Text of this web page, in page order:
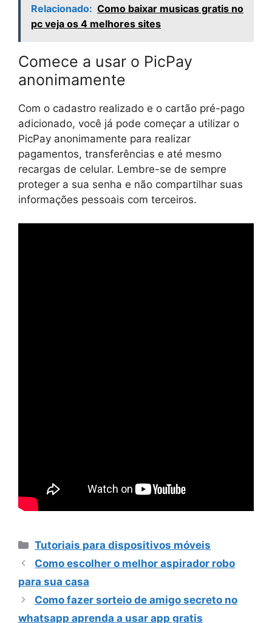
Relacionado: Como baixar musicas gratis no
pc veja os 4 melhores sites
Comece a usar o PicPay
anonimamente
Com o cadastro realizado e o cartão pré-pago
adicionado, você já pode começar a utilizar o
PicPay anonimamente para realizar
pagamentos, transferências e até mesmo
recargas de celular. Lembre-se de sempre
proteger a sua senha e não compartilhar suas
informações pessoais com terceiros.
Categorias
Tutoriais para dispositivos móveis
Como escolher o melhor aspirador robo
para sua casa
Como fazer sorteio de amigo secreto no
whatsapp aprenda a usar app gratis